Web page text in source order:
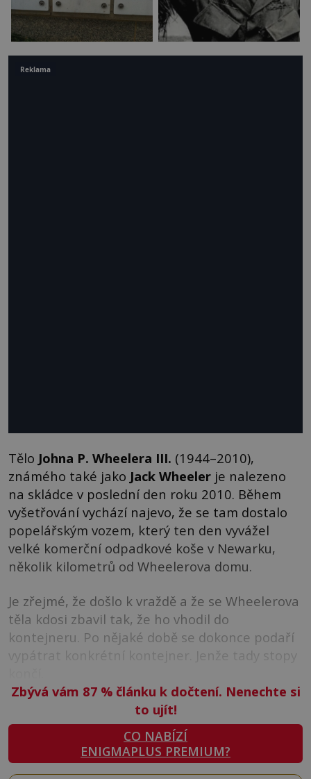
Tělo Johna P. Wheelera III. (1944–2010),
známého také jako Jack Wheeler je nalezeno
na skládce v poslední den roku 2010. Během
vyšetřování vychází najevo, že se tam dostalo
popelářským vozem, který ten den vyvážel
velké komerční odpadkové koše v Newarku,
několik kilometrů od Wheelerova domu.
Je zřejmé, že došlo k vraždě a že se Wheelerova
těla kdosi zbavil tak, že ho vhodil do
kontejneru. Po nějaké době se dokonce podaří
vypátrat konkrétní kontejner. Jenže tady stopy
Zbývá vám 87 %článku k dočtení. Nenechte si
to ujít!
CO NABÍZÍ
ENIGMAPLUS PREMIUM?
Reklama